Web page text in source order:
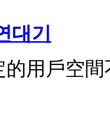
대기
用戶空間